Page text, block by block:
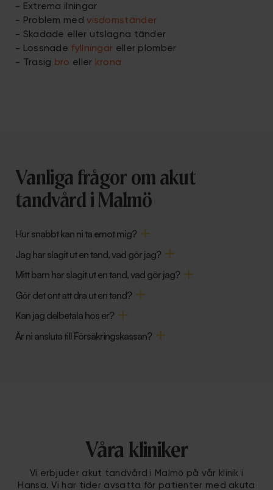
- Extrema ilningar
- Problem medvisdomständer
- Skadade eller utslagna tänder
- Lossnade fyllningar eller plomber
- Trasig bro eller krona
Vanliga frågor om akut
tandvård i Malmö
Hur snabbt kan ni ta emot mig?
Jag har slagit ut en tand, vad gör jag?
Mitt barn har slagit ut en tand, vad gör jag?
Gör det ont att dra ut en tand?
Kan jag delbetala hos er?
Är ni ansluta till Försäkringskassan?
Våra kliniker
Vi erbjuder akut tandvård i Malmö på vår klinik i
Hansa. Vi har tider avsatta för patienter med akuta